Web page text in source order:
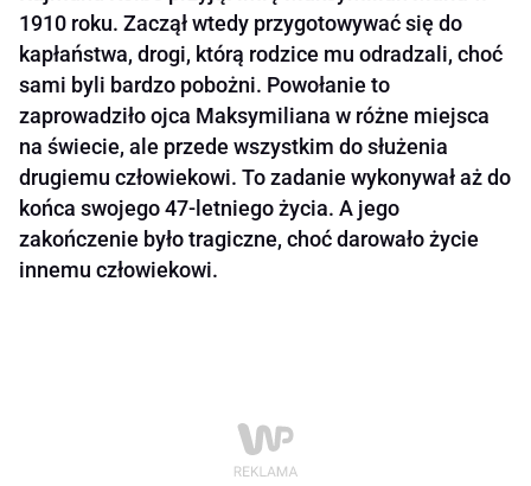
1910 roku. Zaczął wtedy przygotowywać się do
kapłaństwa, drogi, którą rodzice mu odradzali, choć
sami byli bardzo pobożni. Powołanie to
zaprowadziło ojca Maksymiliana w różne miejsca
na świecie, ale przede wszystkim do służenia
drugiemu człowiekowi. To zadanie wykonywał aż do
końca swojego 47-letniego życia. A jego
zakończenie było tragiczne, choć darowało życie
innemu człowiekowi.